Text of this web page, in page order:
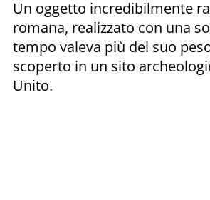
Un oggetto incredibilmente
romana, realizzato con una
tempo valeva più del suo
scoperto in un sito
Unito.